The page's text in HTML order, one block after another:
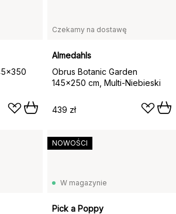
Czekamy na dostawę
Almedahls
Obrus Botanic Garden
145x250 cm, Multi-Niebieski
439 zł
W magazynie
Pick a Poppy
NOWOŚCI